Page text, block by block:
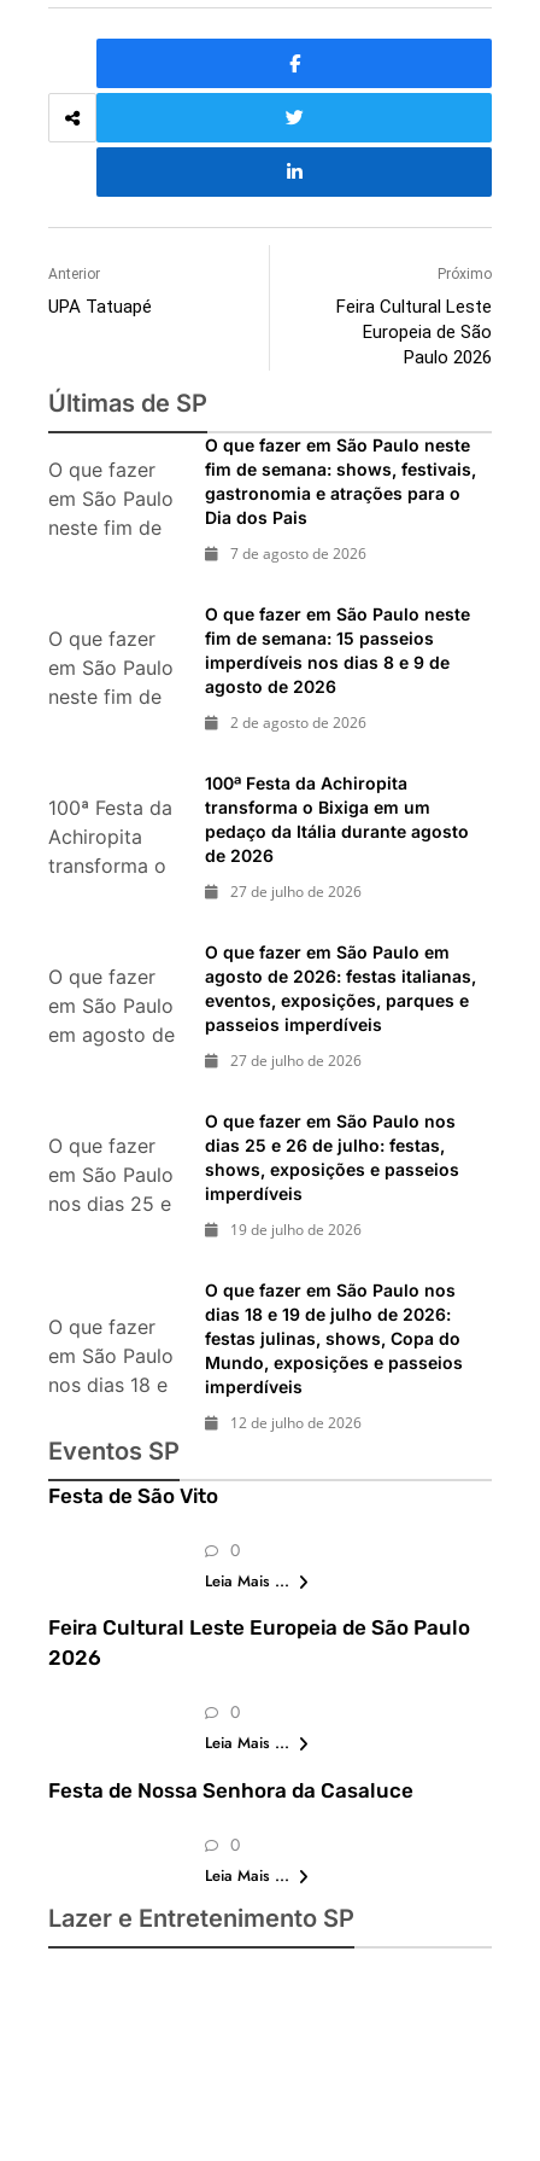
Anterior
UPA Tatuapé
Próximo
Feira Cultural Leste
Europeia de São
Paulo 2026
Últimas de SP
O que fazer
em São Paulo
neste fim de
gastronomia e
atrações para
o Dia dos Pais
O que fazer em São Paulo neste
fim de semana: shows, festivais,
gastronomia e atrações para o
Dia dos Pais
7 de agosto de 2026
O que fazer
em São Paulo
neste fim de
nos dias 8 e 9
de agosto de
2026
O que fazer em São Paulo neste
fim de semana: 15 passeios
imperdíveis nos dias 8 e 9 de
agosto de 2026
2 de agosto de 2026
100ª Festa da
Achiropita
transforma o
agosto de
2026
100ª Festa da Achiropita
transforma o Bixiga em um
pedaço da Itália durante agosto
de 2026
27 de julho de 2026
O que fazer
em São Paulo
em agosto de
exposições,
parques e
passeios
O que fazer em São Paulo em
agosto de 2026: festas italianas,
eventos, exposições, parques e
passeios imperdíveis
27 de julho de 2026
O que fazer
em São Paulo
nos dias 25 e
passeios
imperdíveis
O que fazer em São Paulo nos
dias 25 e 26 de julho: festas,
shows, exposições e passeios
imperdíveis
19 de julho de 2026
O que fazer
em São Paulo
nos dias 18 e
2026: festas
Copa do
imperdíveis
O que fazer em São Paulo nos
dias 18 e 19 de julho de 2026:
festas julinas, shows, Copa do
Mundo, exposições e passeios
imperdíveis
12 de julho de 2026
Eventos SP
Festa de São Vito
0
Leia Mais ...
Feira Cultural Leste Europeia de São Paulo
2026
0
Leia Mais ...
Festa de Nossa Senhora da Casaluce
0
Leia Mais ...
Lazer e Entretenimento SP